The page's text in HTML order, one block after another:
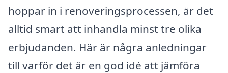
hoppar in i renoveringsprocessen, är det
alltid smart att inhandla minst tre olika
erbjudanden. Här är några anledningar
till varför det är en god idé att jämföra